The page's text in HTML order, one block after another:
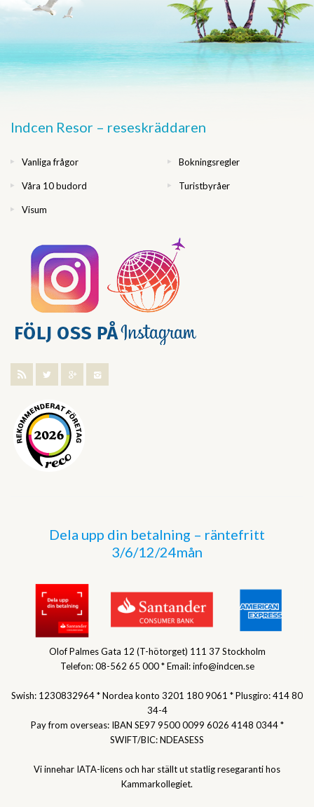
Indcen Resor – reseskräddaren
Vanliga frågor Bokningsregler
Våra 10 budord Turistbyråer
Visum
Dela upp din betalning – räntefritt
3/6/12/24mån
Olof Palmes Gata 12 (T-hötorget) 111 37 Stockholm
Telefon: 08-562 65 000 * Email: info@indcen.se
Swish: 1230832964 * Nordea konto 3201 180 9061 * Plusgiro: 414 80
34-4
Pay from overseas: IBAN SE97 9500 0099 6026 4148 0344 *
SWIFT/BIC: NDEASESS
Vi innehar IATA-licens och har ställt ut statlig resegaranti hos
Kammarkollegiet.